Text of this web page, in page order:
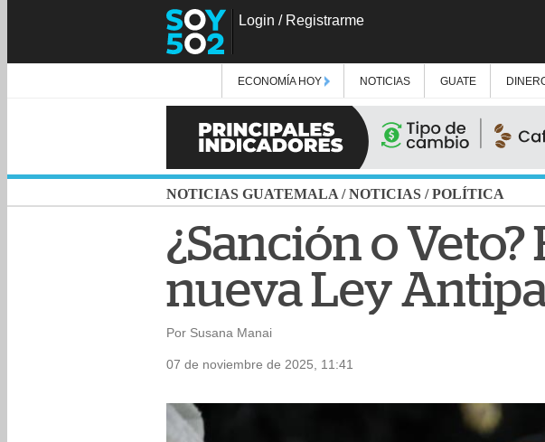
Login / Registrarme
ECONOMÍA HOY NOTICIAS GUATE
NOTICIAS GUATEMALA /NOTICIAS /POLÍTICA
¿Sanción o
nueva Ley
Por Susana Manai
07 de noviembre de 2025, 11:41